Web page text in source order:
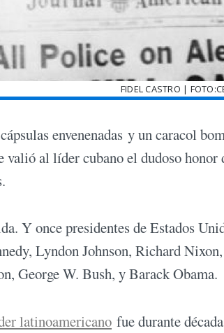
FIDEL CASTRO |
envenenadas y un caracol
valió al líder cubano el dudoso honor
Y once presidentes de Estados
Lyndon Johnson, Richard
George W. Bush, y Barack Obama.
latinoamericano fue durante